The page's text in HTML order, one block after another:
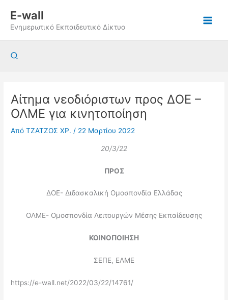
περιεχόμενο
E-wall
Ενημερωτικό Εκπαιδευτικό Δίκτυο
Αναζήτηση
Αίτημα νεοδιόριστων προς ΔΟΕ –
ΟΛΜΕ για κινητοποίηση
ΑπόΤΖΑΤΖΟΣ ΧΡ. / 22 Μαρτίου 2022
20/3/22
ΠΡΟΣ
ΔΟΕ- Διδασκαλική Ομοσπονδία Ελλάδας
ΟΛΜΕ- Ομοσπονδία Λειτουργών Μέσης Εκπαίδευσης
ΚΟΙΝΟΠΟΙΗΣΗ
ΣΕΠΕ, ΕΛΜΕ
https://e-wall.net/2022/03/22/14761/